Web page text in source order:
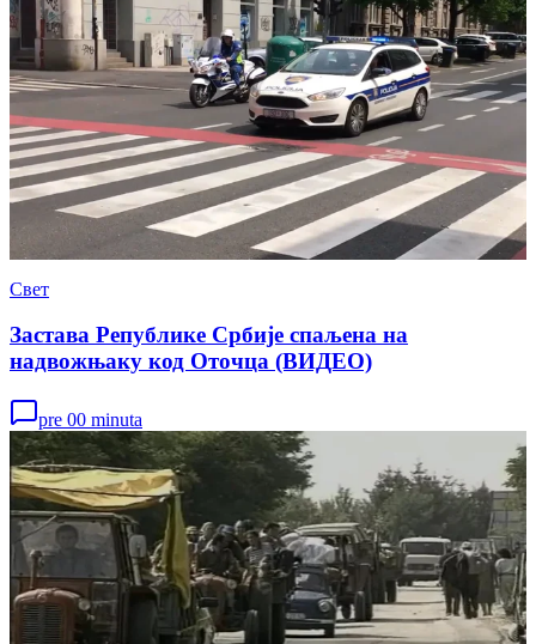
Свет
Застава Републике Србије спаљена на
надвожњаку код Оточца (ВИДЕО)
pre 00 minuta